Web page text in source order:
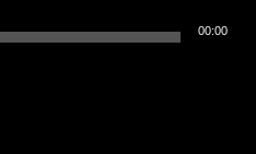
00:00